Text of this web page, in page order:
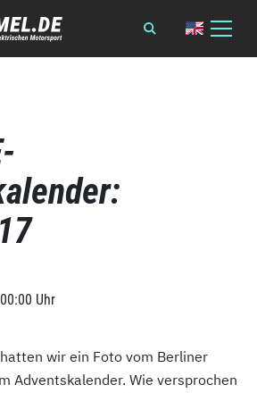
Uhr
wir ein Foto vom Berliner
Adventskalender. Wie versprochen